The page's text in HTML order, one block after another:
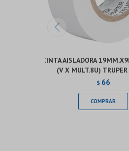
CINTA AISLADORA
(V X MULT.8U)
$ 66